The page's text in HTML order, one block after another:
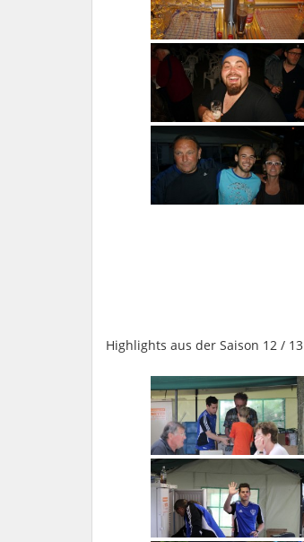
Highlights aus der Saison 12 / 13